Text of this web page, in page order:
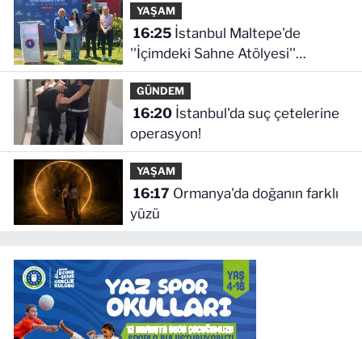
YAŞAM
16:25İstanbul Maltepe'de
''İçimdeki Sahne Atölyesi''
katılımcıları belgelerini aldı
GÜNDEM
16:20İstanbul'da suç çetelerine
operasyon!
YAŞAM
16:17
yüzü